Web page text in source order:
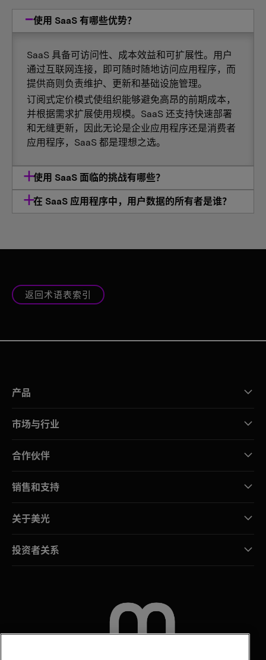
使用 SaaS 有哪些优势？
SaaS 具备可访问性、成本效益和可扩展性。用户
通过互联网连接，即可随时随地访问应用程序，而
提供商则负责维护、更新和基础设施管理。
订阅式定价模式使组织能够避免高昂的前期成本，
并根据需求扩展使用规模。SaaS 还支持快速部署
和无缝更新，因此无论是企业应用程序还是消费者
应用程序，SaaS 都是理想之选。
使用 SaaS 面临的挑战有哪些？
在 SaaS 应用程序中，用户数据的所有者是谁？
返回术语表索引
产品
市场与行业
合作伙伴
销售和支持
关于美光
投资者关系